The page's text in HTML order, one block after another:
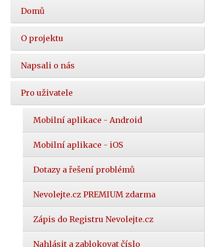
Hlavní
nabídka
Domů
O projektu
Napsali o nás
Pro uživatele
Mobilní aplikace - Android
Mobilní aplikace - iOS
Dotazy a řešení problémů
Nevolejte.cz PREMIUM zdarma
Zápis do Registru Nevolejte.cz
Nahlásit a zablokovat číslo